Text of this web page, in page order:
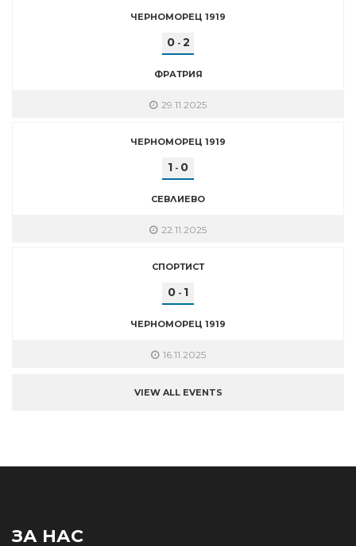
ЧЕРНОМОРЕЦ 1919
0- 2
ФРАТРИЯ
29.11.2025
ЧЕРНОМОРЕЦ 1919
1 - 0
СЕВЛИЕВО
22.11.2025
СПОРТИСТ
0 - 1
ЧЕРНОМОРЕЦ 1919
16.11.2025
VIEW ALL EVENTS
ЗА НАС